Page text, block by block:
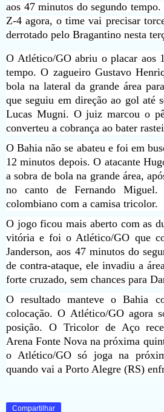
aos 47 minutos do segundo
Z-4 agora, o time vai precisar
derrotado pelo Bragantino nesta
O Atlético/GO abriu o placar aos
tempo. O zagueiro Gustavo
bola na lateral da grande área
que seguiu em direção ao gol até
Lucas Mugni. O juiz marcou o
converteu a cobrança ao bater
O Bahia não se abateu e foi em
12 minutos depois. O atacante
a sobra de bola na grande área,
no canto de Fernando
colombiano com a camisa tricolor.
O jogo ficou mais aberto com as
vitória e foi o Atlético/GO que
Janderson, aos 47 minutos do
de contra-ataque, ele invadiu a
forte cruzado, sem chances para
O resultado manteve o Bahia
colocação. O Atlético/GO agora
posição. O Tricolor de Aço
Arena Fonte Nova na próxima
o Atlético/GO só joga na
quando vai a Porto Alegre (RS)
Compartilhar